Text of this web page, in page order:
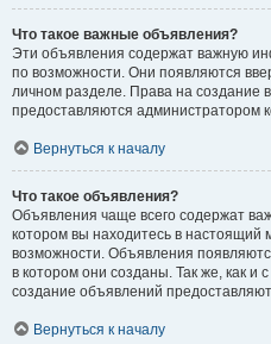
Что такое важные объявления?
Эти объявления содержат важную
по возможности. Они появляются
личном разделе. Права на создание
предоставляются администратором
Вернуться к началу
Что такое объявления?
Объявления чаще всего содержат
котором вы находитесь в
возможности. Объявления
в котором они созданы. Так же, как
создание объявлений
Вернуться к началу